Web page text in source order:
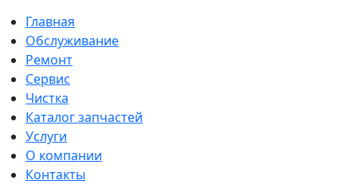
Главная
Обслуживание
Ремонт
Сервис
Чистка
Каталог запчастей
Услуги
О компании
Контакты